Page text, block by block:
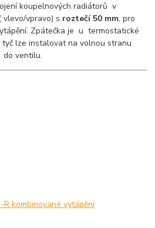
koupelnových radiátorů v
vlevo/vpravo) s roztečí 50 mm, pro
Zpátečka je u termostatické
lze instalovat na volnou stranu
ventilu.
kombinované vytápění